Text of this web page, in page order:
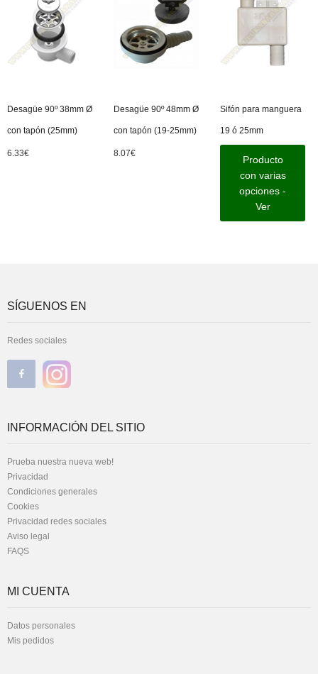
Desagüe 90º 38mm Ø
con tapón (25mm)
6.33€
Desagüe 90º 48mm Ø
con tapón (19-25mm)
8.07€
Sifón para manguera
19 ó 25mm
Producto
con varias
opciones -
Ver
SÍGUENOS EN
Redes sociales
INFORMACIÓN DEL SITIO
Prueba nuestra nueva web!
Privacidad
Condiciones generales
Cookies
Privacidad redes sociales
Aviso legal
FAQS
MI CUENTA
Datos personales
Mis pedidos